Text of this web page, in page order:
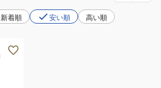
新着順 安い順 高い順